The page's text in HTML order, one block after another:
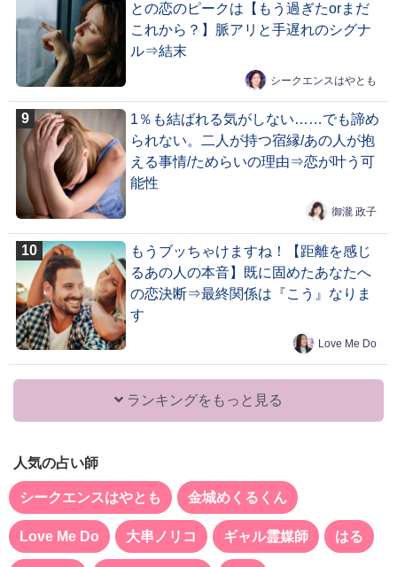
との恋のピークは【もう過ぎたorまだ
これから？】脈アリと手遅れのシグナ
ル⇒結末
シークエンスはやとも
1％も結ばれる気がしない……でも諦め
られない。二人が持つ宿縁/あの人が抱
える事情/ためらいの理由⇒恋が叶う可
能性
御瀧 政子
もうブッちゃけますね！【距離を感じ
るあの人の本音】既に固めたあなたへ
の恋決断⇒最終関係は『こう』なりま
す
Love Me Do
ランキングをもっと見る
人気の占い師
シークエンスはやとも 金城めくるくん
Love Me Do 大串ノリコ ギャル霊媒師 はる